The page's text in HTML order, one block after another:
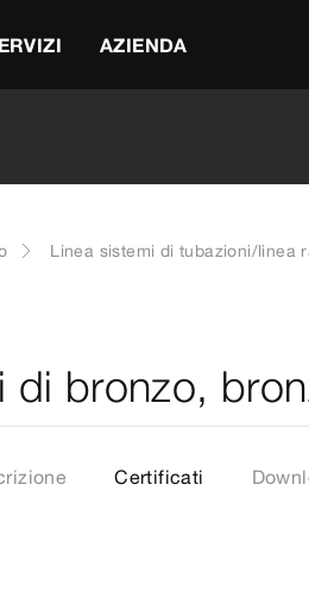
AZIENDA
Linea sistemi di tubazioni/linea
di bronzo,
Certificati